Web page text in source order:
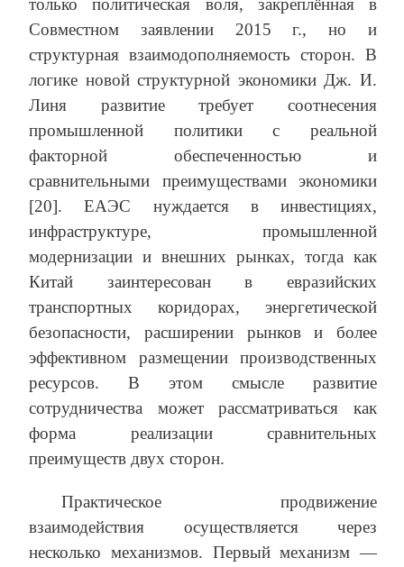
только политическая воля, закреплённая в
Совместном заявлении 2015 г., но и
структурная взаимодополняемость сторон. В
логике новой структурной экономики Дж. И.
Линя развитие требует соотнесения
промышленной политики с реальной
факторной обеспеченностью и
сравнительными преимуществами экономики
[20]. ЕАЭС нуждается в инвестициях,
инфраструктуре, промышленной
модернизации и внешних рынках, тогда как
Китай заинтересован в евразийских
транспортных коридорах, энергетической
безопасности, расширении рынков и более
эффективном размещении производственных
ресурсов. В этом смысле развитие
сотрудничества может рассматриваться как
форма реализации сравнительных
преимуществ двух сторон.
Практическое продвижение
взаимодействия осуществляется через
несколько механизмов. Первый механизм —